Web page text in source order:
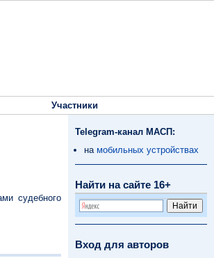
Участники
судебного
Telegram-канал МАСП:
на мобильных устройствах
Найти на сайте 16+
Вход для авторов